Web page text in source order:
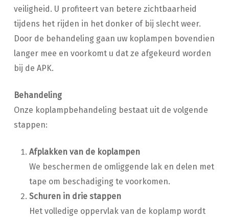
veiligheid. U profiteert van betere zichtbaarheid
tijdens het rijden in het donker of bij slecht weer.
Door de behandeling gaan uw koplampen bovendien
langer mee en voorkomt u dat ze afgekeurd worden
bij de APK.
Behandeling
Onze koplampbehandeling bestaat uit de volgende
stappen:
Afplakken van de koplampen
We beschermen de omliggende lak en delen met
tape om beschadiging te voorkomen.
Schuren in drie stappen
Het volledige oppervlak van de koplamp wordt